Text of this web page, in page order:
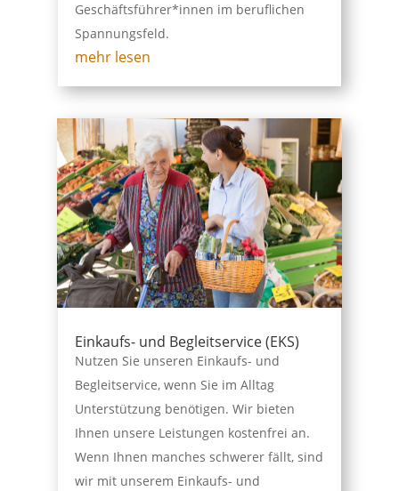
Geschäftsführer*innen im beruflichen
Spannungsfeld.
mehr lesen
Einkaufs- und Begleitservice (EKS)
Nutzen Sie unseren Einkaufs- und
Begleitservice, wenn Sie im Alltag
Unterstützung benötigen. Wir bieten
Ihnen unsere Leistungen kostenfrei an.
Wenn Ihnen manches schwerer fällt, sind
wir mit unserem Einkaufs- und